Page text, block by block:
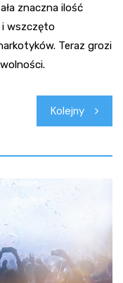
znaczna ilość
i wszczęto
Teraz grozi
Kolejny